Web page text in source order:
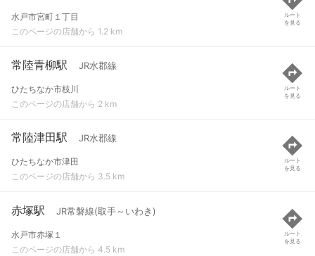
水戸市宮町１丁目
このページの店舗から 1.2 km
ルート
を見る
常陸青柳駅 JR水郡線
ひたちなか市枝川
このページの店舗から 2 km
ルート
を見る
常陸津田駅 JR水郡線
ひたちなか市津田
このページの店舗から 3.5 km
ルート
を見る
赤塚駅 JR常磐線(取手～いわき)
水戸市赤塚１
このページの店舗から 4.5 km
ルート
を見る